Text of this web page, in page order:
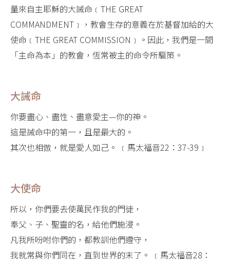
量來自主耶穌的大誡命﹝THE GREAT
COMMANDMENT﹞，教會生存的意義在於基督加給的大
使命﹝THE GREAT COMMISSION﹞。因此，我們是一間
「主命為本」的教會，恆常被主的命令所驅策。
大誡命
你要盡心、盡性、盡意愛主—你的神。
這是誡命中的第一，且是最大的。
其次也相倣，就是愛人如己。 ﹝馬太福音22：37-39﹞
大使命
所以，你們要去使萬民作我的門徒，
奉父、子、聖靈的名，給他們施浸。
凡我所吩咐你們的，都教訓他們遵守，
我就常與你們同在，直到世界的末了。 ﹝馬太福音28：